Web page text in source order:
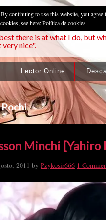
there is at what I do, but
very nice".
Lector Online
Minchi [Yahiro
2011 by Pzykosis666 1
continuing to use this website, you agree
see here:Política de cookies